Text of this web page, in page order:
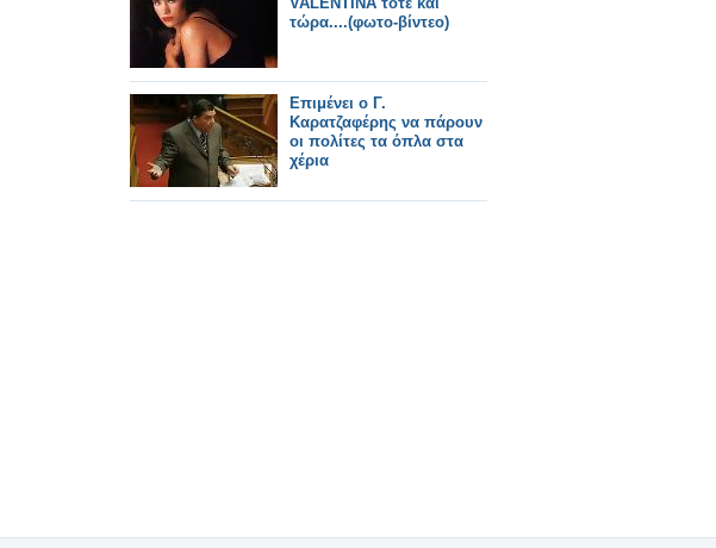
τώρα....(φωτο-βίντεο)
Επιμένει ο Γ.
Καρατζαφέρης να πάρουν
οι πολίτες τα όπλα στα
χέρια